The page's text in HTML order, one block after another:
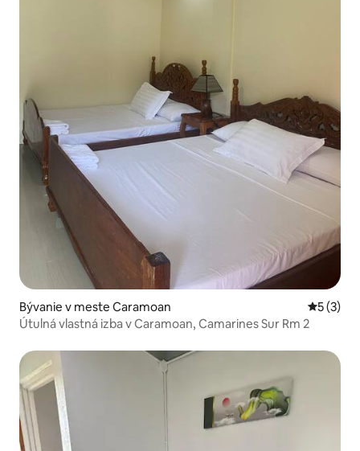
Bývanie v meste Caramoan
5 (3)
Útulná vlastná izba v Caramoan, Camarines Sur Rm 2